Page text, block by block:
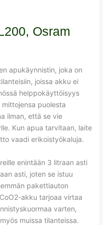
Osram
apukäynnistin, joka on
joissa akku ei
helppokäyttöisyys
puolesta
ilman, että se vie
Kun apua tarvitaan, laite
vaadi erikoistyökaluja.
enintään 3 litraan asti
asti, joten se istuu
pakettiauton
akku tarjoaa virtaa
varten,
muissa tilanteissa.